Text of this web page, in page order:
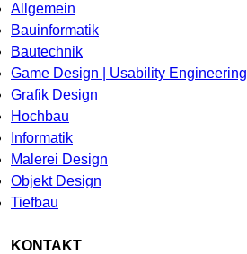
Allgemein
Bauinformatik
Bautechnik
Game Design | Usability Engineering
Grafik Design
Hochbau
Informatik
Malerei Design
Objekt Design
Tiefbau
KONTAKT